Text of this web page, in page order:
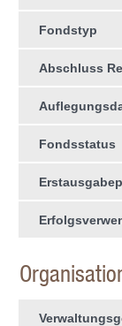
Fondstyp
Abschluss
Fondsstatus